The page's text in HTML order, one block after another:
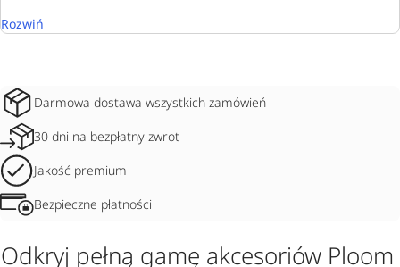
Rozwiń
Darmowa dostawa wszystkich zamówień
30 dni na bezpłatny zwrot
Jakość premium
Bezpieczne płatności
Odkryj pełną gamę akcesoriów Ploom